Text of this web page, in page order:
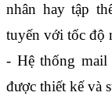
nhân hay tập
tuyến với tốc độ
- Hệ thống mail
được thiết kế và